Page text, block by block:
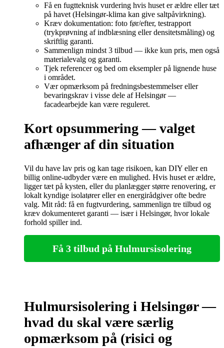
Få en fugtteknisk vurdering hvis huset er ældre eller tæt
på havet (Helsingør‑klima kan give saltpåvirkning).
Kræv dokumentation: foto før/efter, testrapport
(trykprøvning af indblæsning eller densitetsmåling) og
skriftlig garanti.
Sammenlign mindst 3 tilbud — ikke kun pris, men også
materialevalg og garanti.
Tjek referencer og bed om eksempler på lignende huse
i området.
Vær opmærksom på fredningsbestemmelser eller
bevaringskrav i visse dele af Helsingør —
facadearbejde kan være reguleret.
Kort opsummering — valget
afhænger af din situation
Vil du have lav pris og kan tage risikoen, kan DIY eller en
billig online‑udbyder være en mulighed. Hvis huset er ældre,
ligger tæt på kysten, eller du planlægger større renovering, er
lokalt kyndige isolatører eller en energirådgiver ofte bedre
valg. Mit råd: få en fugtvurdering, sammenlign tre tilbud og
kræv dokumenteret garanti — især i Helsingør, hvor lokale
forhold spiller ind.
Få 3 tilbud på Hulmursisolering
Hulmursisolering i Helsingør —
hvad du skal være særlig
opmærksom på (risici og